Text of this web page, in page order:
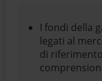
I fondi della
legati al
di